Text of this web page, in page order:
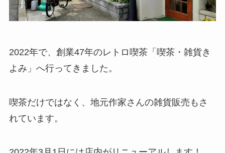
2022年で、創業47年のレトロ喫茶「喫茶・雑貨き
よみ」へ行ってきました。
喫茶だけではなく、地元作家さんの雑貨販売もさ
れています。